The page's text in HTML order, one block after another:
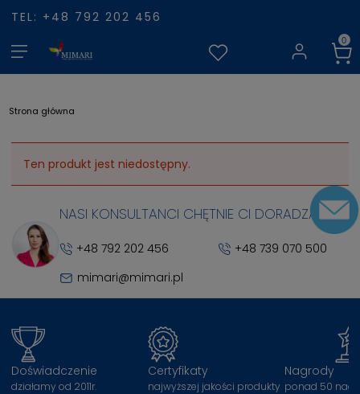
TEL: +48 792 202 456
Strona główna
Ten produkt jest niedostępny.
NASI KONSULTANCI CHĘTNIE CI DORADZĄ
+48 792 202 456
+48 739 070 500
mimari@mimari.pl
Doświadczenie
działamy od 2011r.
Certyfikaty
najwyższej jakości produkty
Nagrody
ponad 50